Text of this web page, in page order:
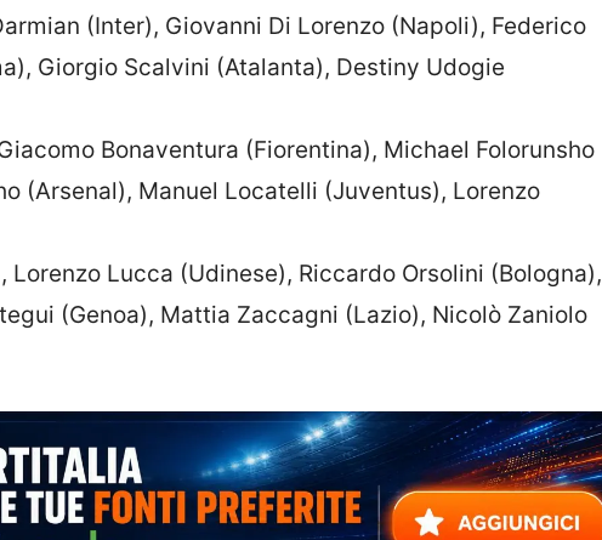
(Inter), Giovanni Di Lorenzo (Napoli), Federico
Giorgio Scalvini (Atalanta), Destiny Udogie
Bonaventura (Fiorentina), Michael Folorunsho
(Arsenal), Manuel Locatelli (Juventus), Lorenzo
Lorenzo Lucca (Udinese), Riccardo Orsolini (Bologna),
(Genoa), Mattia Zaccagni (Lazio), Nicolò Zaniolo